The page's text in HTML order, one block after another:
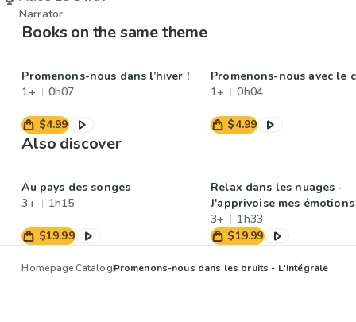
Narrator
Books on the same theme
Promenons-nous dans l’hiver !
1+
0h07
$4.99
Promenons-nous avec le
1+
0h04
$4.99
Also discover
Au pays des songes
3+
1h15
$19.99
Relax dans les nuages -
J'apprivoise mes émotions
3+
1h33
$19.99
HomepageCatalogPromenons-nous dans les bruits - L'intégrale